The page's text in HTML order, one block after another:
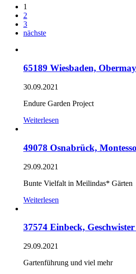
1
2
3
nächste
65189 Wiesbaden,
30.09.2021
Endure Garden Project
Weiterlesen
49078 Osnabrück,
29.09.2021
Bunte Vielfalt in Meilindas* Gärten
Weiterlesen
37574 Einbeck,
29.09.2021
Gartenführung und viel mehr